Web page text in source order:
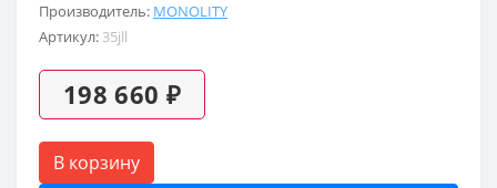
Производитель: MONOLITY
Артикул: 35jll
198 660 ₽
В корзину